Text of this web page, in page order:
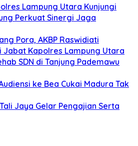
Lampung Utara Kunjungi
Perkuat Sinergi Jaga
Pora, AKBP Raswidiati
Jabat Kapolres Lampung Utara
SDN di Tanjung Pademawu
ke Bea Cukai Madura Tak
Jaya Gelar Pengajian Serta